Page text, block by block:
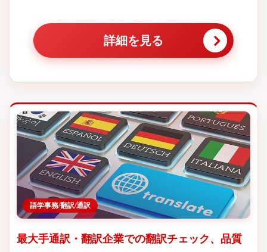
詳細を見る
語学事務/翻訳/通訳
最大手通訳・翻訳企業での翻訳チェック、品質